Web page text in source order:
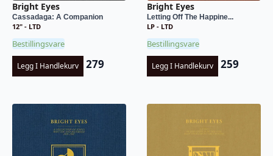
Bright Eyes
Cassadaga: A Companion
12" - LTD
Bestillingsvare
Legg I Handlekurv 279
Bright Eyes
Letting Off The Happine...
LP - LTD
Bestillingsvare
Legg I Handlekurv 259